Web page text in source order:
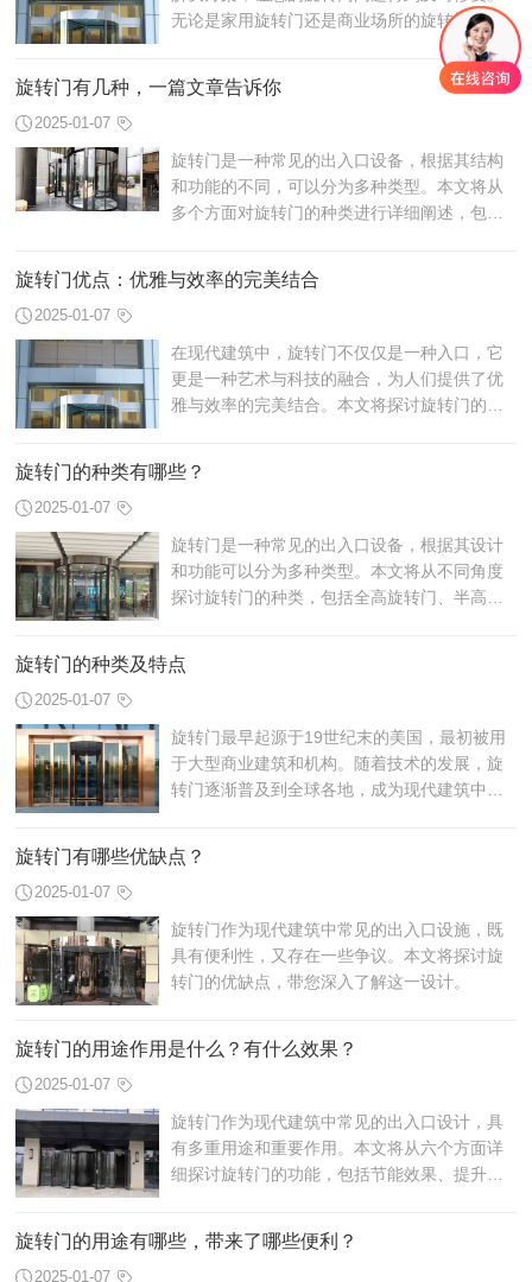
无论是家用旋转门还是商业场所的旋转门，我
们都能够迅速响应并提供专业维修服务。以下
将详细介绍北京旋转门专业维修服务的各...
旋转门有几种，一篇文章告诉你
2025-01-07
旋转门是一种常见的出入口设备，根据其结构
和功能的不同，可以分为多种类型。本文将从
多个方面对旋转门的种类进行详细阐述，包括
旋转门优点：优雅与效率的完美结合
2025-01-07
在现代建筑中，旋转门不仅仅是一种入口，它
更是一种艺术与科技的融合，为人们提供了优
雅与效率的完美结合。本文将探讨旋转门的优
旋转门的种类有哪些？
2025-01-07
旋转门是一种常见的出入口设备，根据其设计
和功能可以分为多种类型。本文将从不同角度
探讨旋转门的种类，包括全高旋转门、半高旋
旋转门的种类及特点
2025-01-07
旋转门最早起源于19世纪末的美国，最初被用
于大型商业建筑和机构。随着技术的发展，旋
转门逐渐普及到全球各地，成为现代建筑中常
旋转门有哪些优缺点？
2025-01-07
旋转门作为现代建筑中常见的出入口设施，既
具有便利性，又存在一些争议。本文将探讨旋
转门的优缺点，带您深入了解这一设计。
旋转门的用途作用是什么？有什么效果？
2025-01-07
旋转门作为现代建筑中常见的出入口设计，具
有多重用途和重要作用。本文将从六个方面详
细探讨旋转门的功能，包括节能效果、提升安
旋转门的用途有哪些，带来了哪些便利？
2025-01-07